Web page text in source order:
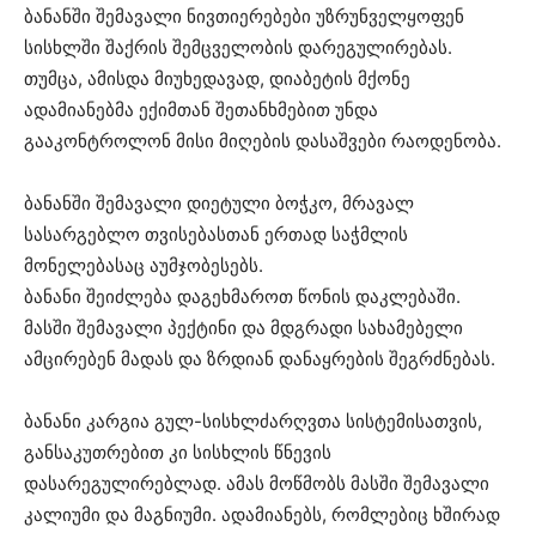
ბანანში შემავალი ნივთიერებები უზრუნველყოფენ
სისხლში შაქრის შემცველობის დარეგულირებას.
თუმცა, ამისდა მიუხედავად, დიაბეტის მქონე
ადამიანებმა ექიმთან შეთანხმებით უნდა
გააკონტროლონ მისი მიღების დასაშვები რაოდენობა.
ბანანში შემავალი დიეტული ბოჭკო, მრავალ
სასარგებლო თვისებასთან ერთად საჭმლის
მონელებასაც აუმჯობესებს.
ბანანი შეიძლება დაგეხმაროთ წონის დაკლებაში.
მასში შემავალი პექტინი და მდგრადი სახამებელი
ამცირებენ მადას და ზრდიან დანაყრების შეგრძნებას.
ბანანი კარგია გულ-სისხლძარღვთა სისტემისათვის,
განსაკუთრებით კი სისხლის წნევის
დასარეგულირებლად. ამას მოწმობს მასში შემავალი
კალიუმი და მაგნიუმი. ადამიანებს, რომლებიც ხშირად